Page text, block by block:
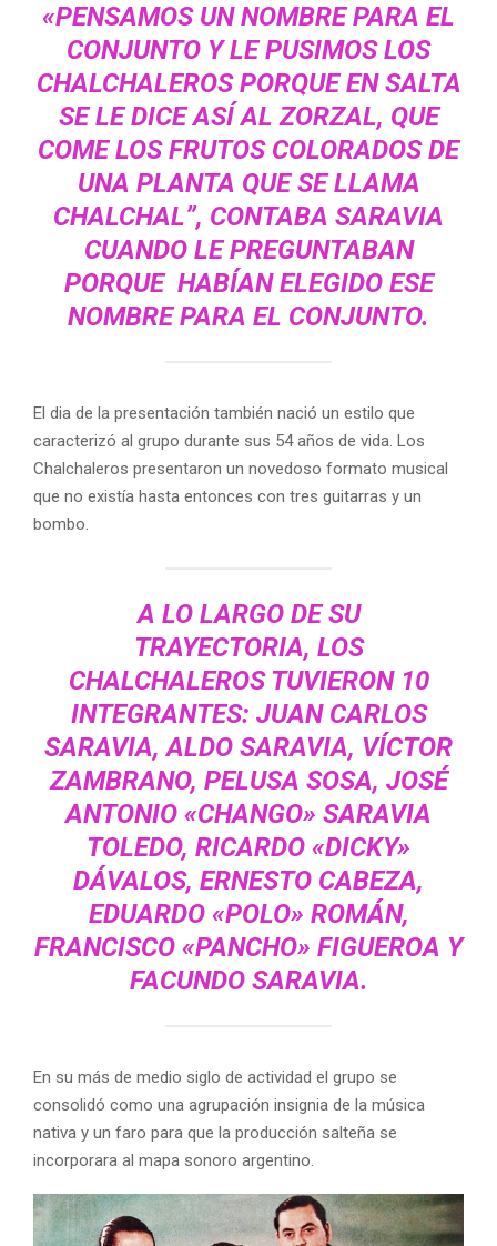
«PENSAMOS UN NOMBRE PARA EL
CONJUNTO Y LE PUSIMOS LOS
CHALCHALEROS PORQUE EN SALTA
SE LE DICE ASÍ AL ZORZAL, QUE
COME LOS FRUTOS COLORADOS DE
UNA PLANTA QUE SE LLAMA
CHALCHAL”, CONTABA SARAVIA
CUANDO LE PREGUNTABAN
PORQUE HABÍAN ELEGIDO ESE
NOMBRE PARA EL CONJUNTO.
El dia de la presentación también nació un estilo que
caracterizó al grupo durante sus 54 años de vida. Los
Chalchaleros presentaron un novedoso formato musical
que no existía hasta entonces con tres guitarras y un
bombo.
A LO LARGO DE SU
TRAYECTORIA, LOS
CHALCHALEROS TUVIERON 10
INTEGRANTES: JUAN CARLOS
SARAVIA, ALDO SARAVIA, VÍCTOR
ZAMBRANO, PELUSA SOSA, JOSÉ
ANTONIO «CHANGO» SARAVIA
TOLEDO, RICARDO «DICKY»
DÁVALOS, ERNESTO CABEZA,
EDUARDO «POLO» ROMÁN,
FRANCISCO «PANCHO» FIGUEROA Y
FACUNDO SARAVIA.
En su más de medio siglo de actividad el grupo se
consolidó como una agrupación insignia de la música
nativa y un faro para que la producción salteña se
incorporara al mapa sonoro argentino.